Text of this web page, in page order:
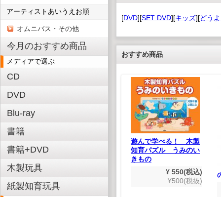
アーティストあいうえお順
オムニバス・その他
今月のおすすめ商品
メディアで選ぶ
CD
DVD
Blu-ray
書籍
書籍+DVD
木製玩具
紙製知育玩具
[DVD][SET DVD][キッズ][どう
おすすめ商品
竜
税込)
税抜)
¥ 660(税込)
¥600(税抜)
遊んで学べる！ 木製
知育パズル うみのい
きもの
¥ 550(税込)
¥500(税抜)